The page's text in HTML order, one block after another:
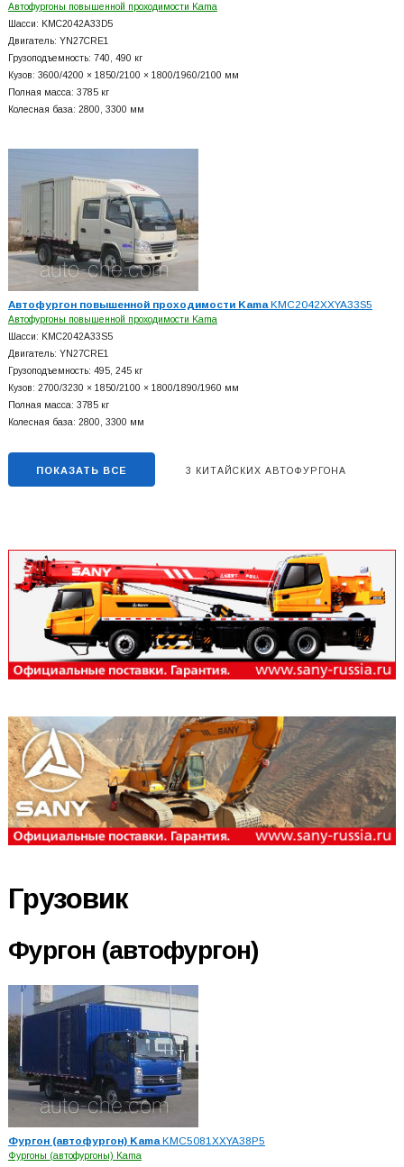
Автофургоны повышенной проходимости Kama
Шасси: KMC2042A33D5
Двигатель: YN27CRE1
Грузоподъемность: 740, 490 кг
Кузов: 3600/4200 × 1850/2100 × 1800/1960/2100 мм
Полная масса: 3785 кг
Колесная база: 2800, 3300 мм
Автофургон повышенной проходимости KamaKMC2042XXYA33S5
Автофургоны повышенной проходимости Kama
Шасси: KMC2042A33S5
Двигатель: YN27CRE1
Грузоподъемность: 495, 245 кг
Кузов: 2700/3230 × 1850/2100 × 1800/1890/1960 мм
Полная масса: 3785 кг
Колесная база: 2800, 3300 мм
ПОКАЗАТЬ ВСЕ 3 КИТАЙСКИХ АВТОФУРГОНА
Грузовик
Фургон (автофургон)
Фургон (автофургон) KamaKMC5081XXYA38P5
Фургоны (автофургоны) Kama